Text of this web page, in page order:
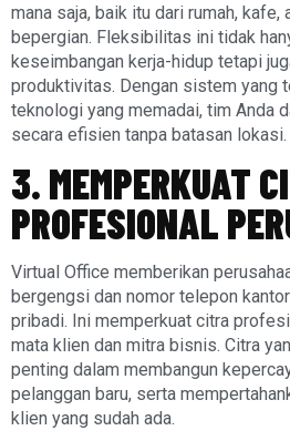
mana saja, baik itu dari rumah, kafe,
bepergian. Fleksibilitas ini tidak
keseimbangan kerja-hidup tetapi
produktivitas. Dengan sistem yang
teknologi yang memadai, tim Anda
secara efisien tanpa batasan lokasi.
3. MEMPERKUAT
PROFESIONAL
Virtual Office memberikan
bergengsi dan nomor telepon
pribadi. Ini memperkuat citra
mata klien dan mitra bisnis. Citra
penting dalam membangun
pelanggan baru, serta
klien yang sudah ada.